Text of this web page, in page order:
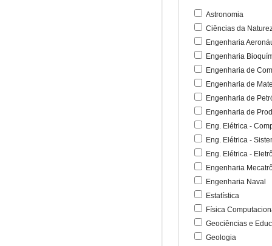
Astronomia
Ciências da
Engenharia
Engenharia
Engenharia de
Engenharia de
Engenharia de
Engenharia de
Eng. Elétrica -
Eng. Elétrica -
Eng. Elétrica -
Engenharia
Engenharia Naval
Estatística
Física
Geociências e
Geologia